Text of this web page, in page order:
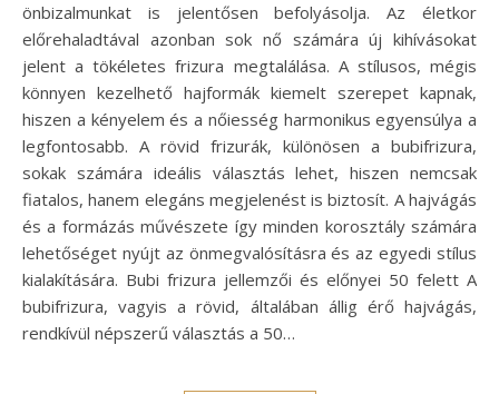
önbizalmunkat is jelentősen befolyásolja. Az életkor
előrehaladtával azonban sok nő számára új kihívásokat
jelent a tökéletes frizura megtalálása. A stílusos, mégis
könnyen kezelhető hajformák kiemelt szerepet kapnak,
hiszen a kényelem és a nőiesség harmonikus egyensúlya a
legfontosabb. A rövid frizurák, különösen a bubifrizura,
sokak számára ideális választás lehet, hiszen nemcsak
fiatalos, hanem elegáns megjelenést is biztosít. A hajvágás
és a formázás művészete így minden korosztály számára
lehetőséget nyújt az önmegvalósításra és az egyedi stílus
kialakítására. Bubi frizura jellemzői és előnyei 50 felett A
bubifrizura, vagyis a rövid, általában állig érő hajvágás,
rendkívül népszerű választás a 50…